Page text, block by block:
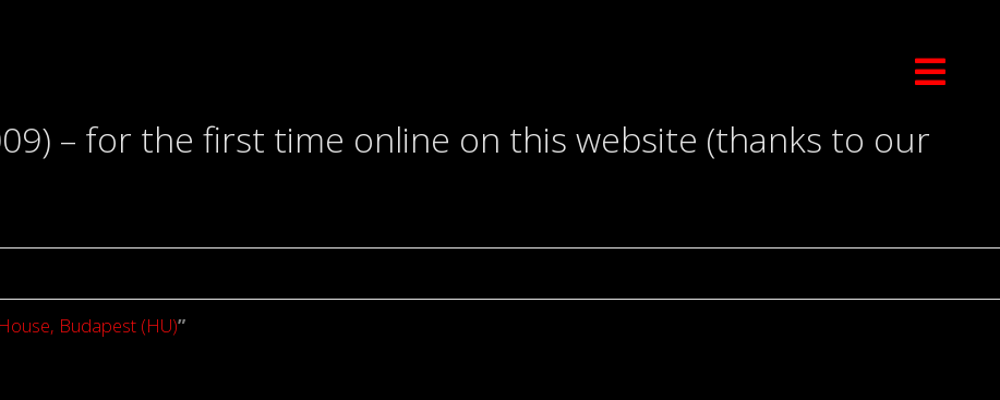
– for the first time online on this website (thanks to our
Budapest (HU)”